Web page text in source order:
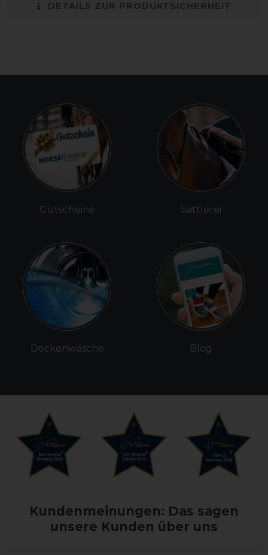
DETAILS ZUR PRODUKTSICHERHEIT
Gutscheine
Deckenwäsche
Sattlerei
Blog
Kundenmeinungen: Das sagen
unsere Kunden über uns